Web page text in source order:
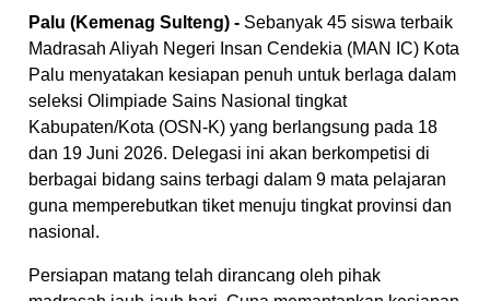
Palu (Kemenag Sulteng) - Sebanyak 45 siswa terbaik
Madrasah Aliyah Negeri Insan Cendekia (MAN IC) Kota
Palu menyatakan kesiapan penuh untuk berlaga dalam
seleksi Olimpiade Sains Nasional tingkat
Kabupaten/Kota (OSN-K) yang berlangsung pada 18
dan 19 Juni 2026. Delegasi ini akan berkompetisi di
berbagai bidang sains terbagi dalam 9 mata pelajaran
guna memperebutkan tiket menuju tingkat provinsi dan
nasional.
Persiapan matang telah dirancang oleh pihak